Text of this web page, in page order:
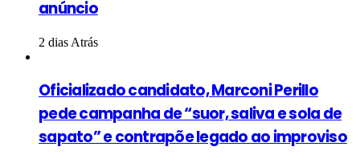
anúncio
2 dias Atrás
Oficializado candidato, Marconi Perillo
pede campanha de “suor, saliva e sola de
sapato” e contrapõe legado ao improviso